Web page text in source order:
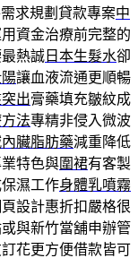
求規劃貸款專案中
資金治療前完整的
熱誠 日本生髮水卻
讓血液流通更順暢
出膏藥填充皺紋成
法專精非侵入微波
臟脂肪藥減重降低
特色與圍裙有客製
濕工作身體乳噴霧
設計惠折扣嚴格很
與新竹當舖申辦管
花更方便借款皆可